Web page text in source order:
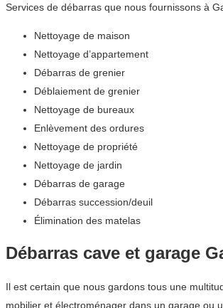
Services de débarras que nous fournissons à
Nettoyage de maison
Nettoyage d’appartement
Débarras de grenier
Déblaiement de grenier
Nettoyage de bureaux
Enlèvement des ordures
Nettoyage de propriété
Nettoyage de jardin
Débarras de garage
Débarras succession/deuil
Élimination des matelas
Débarras cave et garage
Il est certain que nous gardons tous une
mobilier et électroménager dans un garage ou